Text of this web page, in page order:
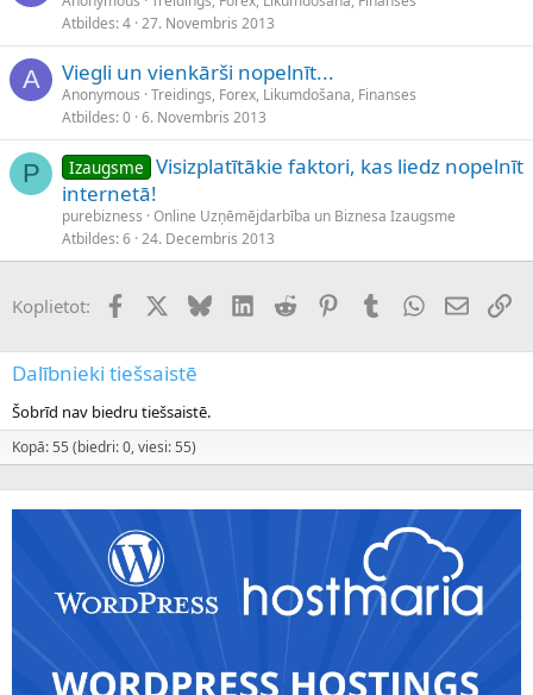
Atbildes 4 27. Novembris 2013
A Viegli un vienkārši nopelnīt...
Anonymous Treidings, Forex, Likumdošana, Finanses
Atbildes 0 6. Novembris 2013
P Izaugsme Visizplatītākie faktori, kas liedz nopelnīt
internetā!
purebizness Online Uzņēmējdarbība un Biznesa Izaugsme
Atbildes 6 24. Decembris 2013
Koplietot: FacebookX (Twitter)
BlueskyLinkedInReddit PinterestTumblrWhatsApp
E-pasts
Dalībnieki tiešsaistē
Šobrīd nav biedru tiešsaistē.
Kopā: 55 (biedri: 0, viesi: 55)